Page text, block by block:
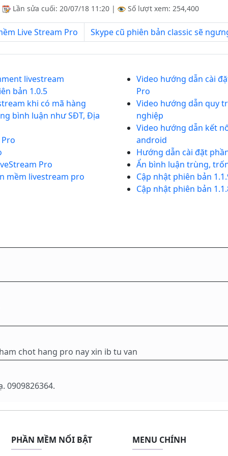
Lần sửa cuối: 20/07/18 11:20 | Số lượt xem: 254,400
Live Stream Pro Skype cũ phiên bản classic sẽ
livestream
bản 1.0.5
khi có mã hàng
bình luận như SĐT, Địa
Pro
mềm livestream pro
Video hướng dẫn cài
Pro
Video hướng dẫn quy
nghiệp
Video hướng dẫn kết
android
Hướng dẫn cài đặt
Ẩn bình luận trùng,
Cập nhật phiên bản
Cập nhật phiên bản
chot hang pro nay xin ib tu van
0909826364.
PHẦN MỀM NỔI BẬT MENU CHÍNH